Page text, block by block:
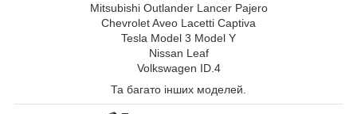
Mitsubishi Outlander Lancer Pajero
Chevrolet Aveo Lacetti Captiva
Tesla Model 3 Model Y
Nissan Leaf
Volkswagen ID.4
Та багато інших моделей.